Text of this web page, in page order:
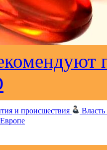
и происшествия